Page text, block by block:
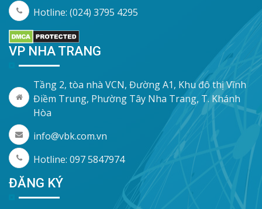
Hotline: (024) 3795 4295
VP NHA TRANG
Tầng 2, tòa nhà VCN, Đường A1, Khu đô thị Vĩnh
Điềm Trung, Phường Tây Nha Trang, T. Khánh
Hòa
info@vbk.com.vn
Hotline: 097 5847974
ĐĂNG KÝ